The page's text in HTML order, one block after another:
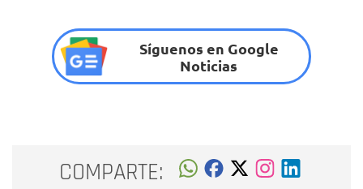
Síguenos en Google
Noticias
COMPARTE: